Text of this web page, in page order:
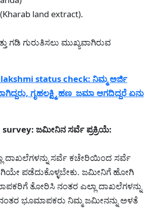
land extract).
ಗಡಿ ಗುರುತಿಸಲು ಮುಖ್ಯವಾಗಿರುವ
status check: ನಿಮ್ಮ ಅರ್ಜಿ
ಗೃಹಲಕ್ಷ್ಮಿ ಹಣ ಜಮಾ ಆಗದಿದ್ದರೆ ಏನು
ಜಮೀನಿನ ಸರ್ವೆ ಪ್ರಕ್ರಿಯೆ:
ದಾಖಲೆಗಳನ್ನು ಸರ್ವೆ ಕಚೇರಿಯಿಂದ ಸರ್ವೆ
ಪಡೆದುಕೊಳ್ಳಬೇಕು. ಜಮೀನಿಗೆ ಹೋಗಿ
ತೋರಿಸಿ ನಂತರ ಎಲ್ಲಾ ದಾಖಲೆಗಳನ್ನು
ಭೂಮಾಪಕರು ನಿಮ್ಮ ಜಮೀನನ್ನು ಅಳತೆ